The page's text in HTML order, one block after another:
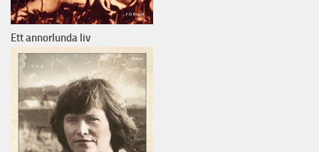
Ett annorlunda liv